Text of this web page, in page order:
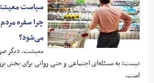
سیاست
چرا سفره
می‌شود؟
معیشت، دیگر
نیست؛ به مسئله‌ای اجتماعی و حتی روانی برای بخش
است.